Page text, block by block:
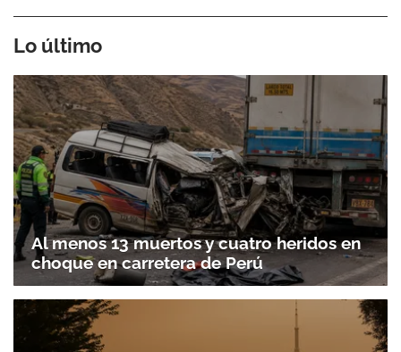
Lo último
Al menos 13 muertos y cuatro heridos en
choque en carretera de Perú